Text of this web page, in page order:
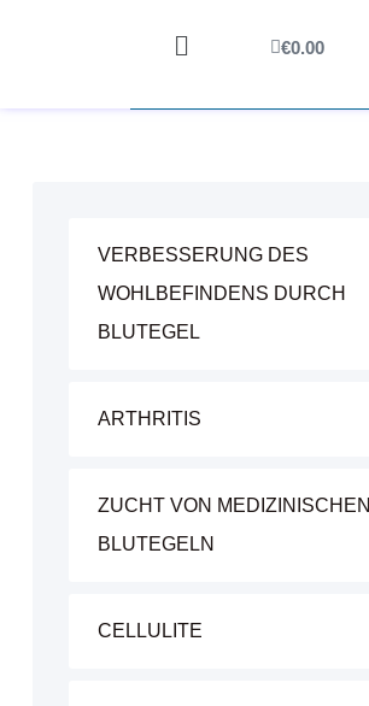
€0.00
VERBESSERUNG DES
WOHLBEFINDENS DURCH
BLUTEGEL
ARTHRITIS
ZUCHT VON MEDIZINISCHEN
BLUTEGELN
CELLULITE